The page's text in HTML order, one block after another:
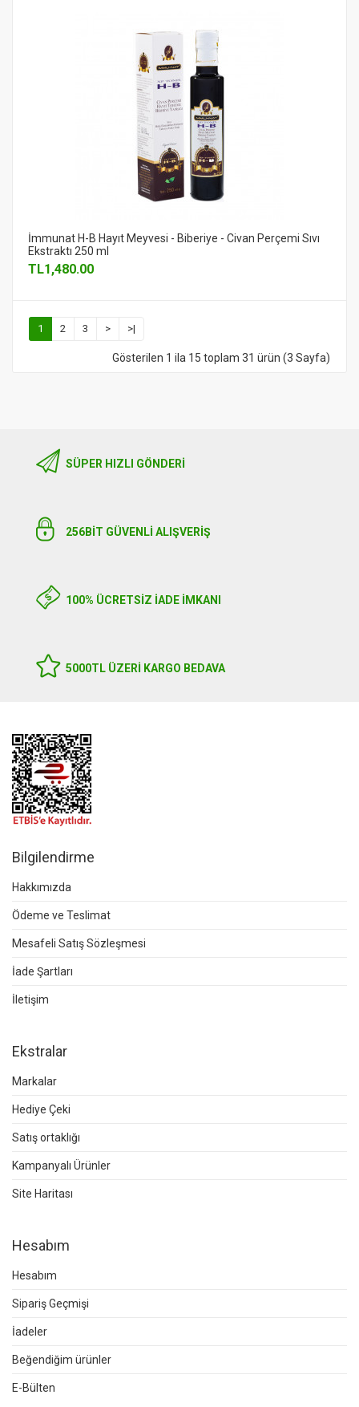
İmmunat H-B Hayıt Meyvesi - Biberiye - Civan Perçemi Sıvı
Ekstraktı 250 ml
TL1,480.00
1 2 3 > >|
Gösterilen 1 ila 15 toplam 31 ürün (3 Sayfa)
SÜPER HIZLI GÖNDERI
256BIT GÜVENLİ ALIŞVERİŞ
100% ÜCRETSİZ İADE İMKANI
5000TL ÜZERI KARGO BEDAVA
Bilgilendirme
Hakkımızda
Ödeme ve Teslimat
Mesafeli Satış Sözleşmesi
İade Şartları
İletişim
Ekstralar
Markalar
Hediye Çeki
Satış ortaklığı
Kampanyalı Ürünler
Site Haritası
Hesabım
Hesabım
Sipariş Geçmişi
İadeler
Beğendiğim ürünler
E-Bülten